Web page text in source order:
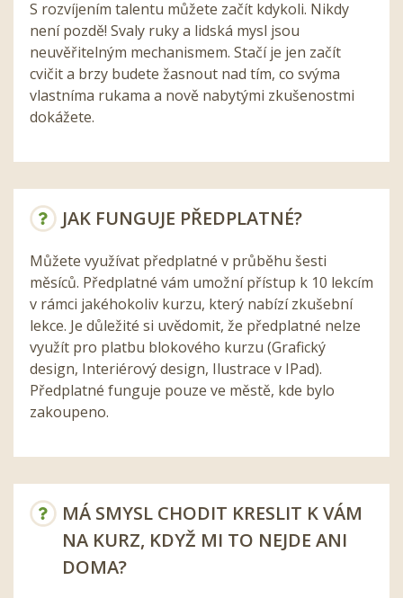
S rozvíjením talentu můžete začít kdykoli. Nikdy
není pozdě! Svaly ruky a lidská mysl jsou
neuvěřitelným mechanismem. Stačí je jen začít
cvičit a brzy budete žasnout nad tím, co svýma
vlastníma rukama a nově nabytými zkušenostmi
dokážete.
JAK FUNGUJE PŘEDPLATNÉ?
Můžete využívat předplatné v průběhu šesti
měsíců. Předplatné vám umožní přístup k 10 lekcím
v rámci jakéhokoliv kurzu, který nabízí zkušební
lekce. Je důležité si uvědomit, že předplatné nelze
využít pro platbu blokového kurzu (Grafický
design, Interiérový design, Ilustrace v IPad).
Předplatné funguje pouze ve městě, kde bylo
zakoupeno.
MÁ SMYSL CHODIT KRESLIT K VÁM
NA KURZ, KDYŽ MI TO NEJDE ANI
DOMA?